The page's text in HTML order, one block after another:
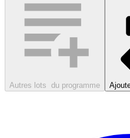
Autres lots du programme